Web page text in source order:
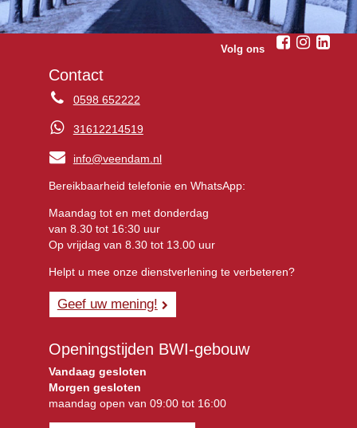
Volg ons
Contact
0598 652222
31612214519
info@veendam.nl
Bereikbaarheid telefonie en WhatsApp:
Maandag tot en met donderdag
van 8.30 tot 16:30 uur
Op vrijdag van 8.30 tot 13.00 uur
Helpt u mee onze dienstverlening te verbeteren?
Geef uw mening!
Openingstijden BWI-gebouw
Vandaag gesloten
Morgen gesloten
maandag open van 09:00 tot 16:00